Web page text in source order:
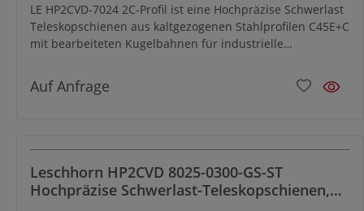
GS: Gewinde M8/Senkbohrung für M8,
Lastwert 390kg, Stahl verzinkt
LE HP2CVD-7024 2C-Profil ist eine Hochpräzise Schwerlast
Teleskopschienen aus kaltgezogenen Stahlprofilen C45E+C
mit bearbeiteten Kugelbahnen für industrielle
Vibrationsfestigkeit. Speziell für den beidseitigen Auszug
konzipiert.
Auf Anfrage
Leschhorn HP2CVD 8025-0300-GS-ST
Hochpräzise Schwerlast-Teleskopschienen,